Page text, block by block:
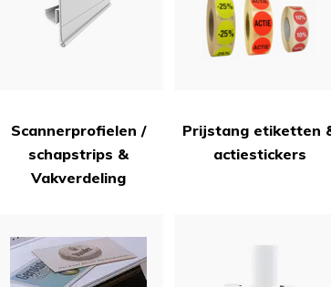
Scannerprofielen /
schapstrips &
Vakverdeling
Prijstang etiketten
actiestickers